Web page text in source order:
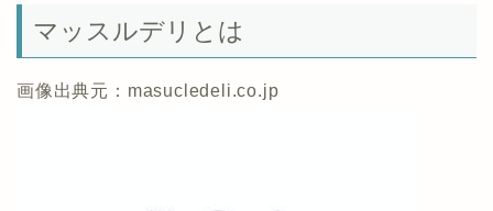
マッスルデリとは
画像出典元：masucledeli.co.jp